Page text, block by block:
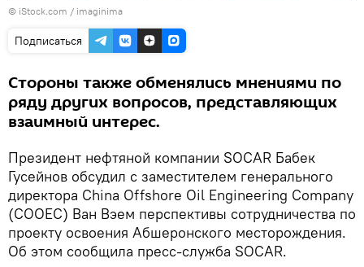
© iStock.com / imaginima
Подписаться
Стороны также обменялись мнениями по
ряду других вопросов, представляющих
взаимный интерес.
Президент нефтяной компании SOCAR Бабек
Гусейнов обсудил с заместителем генерального
директора China Offshore Oil Engineering Company
(COOEC) Ван Вэем перспективы сотрудничества по
проекту освоения Абшеронского месторождения.
Об этом сообщила пресс-служба SOCAR.